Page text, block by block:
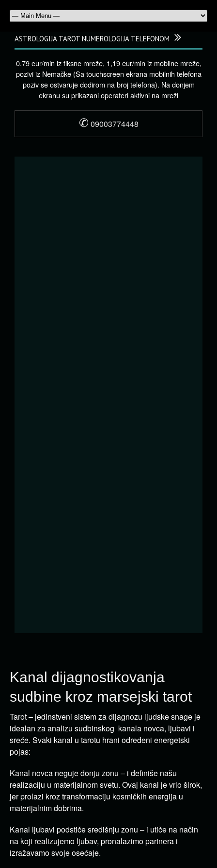
Kanal dijagnostikovanja
sudbine kroz marsejski tarot
Tarot – jedinstveni sistem za dijagnozu ljudske snage je
idealan za analizu sudbinskog kanala novca, ljubavi i
sreće. Svaki kanal u tarotu hrani određeni energetski
pojas:
Kanal novca neguje donju zonu – i definiše našu
realizaciju u materijalnom svetu. Ovaj kanal je vrlo širok,
jer prolazi kroz transformaciju kosmičkih energija u
materijalnim dobrima.
Kanal ljubavi podstiče središnju zonu – i utiče na način
na koji realizujemo ljubav, pronalazimo partnera i
izražavamo svoje osećaje.
ASTROLOGIJA TAROT NUMEROLOGIJA TELEFONOM
0.79 eur/min iz fiksne mreže, 1,19 eur/min iz mobilne mreže,
pozivi iz Nemačke (Sa touchscreen ekrana mobilnih telefona
poziv se ostvaruje dodirom na broj telefona). Na donjem
ekranu su prikazani operateri aktivni na mreži
✆ 09003774448